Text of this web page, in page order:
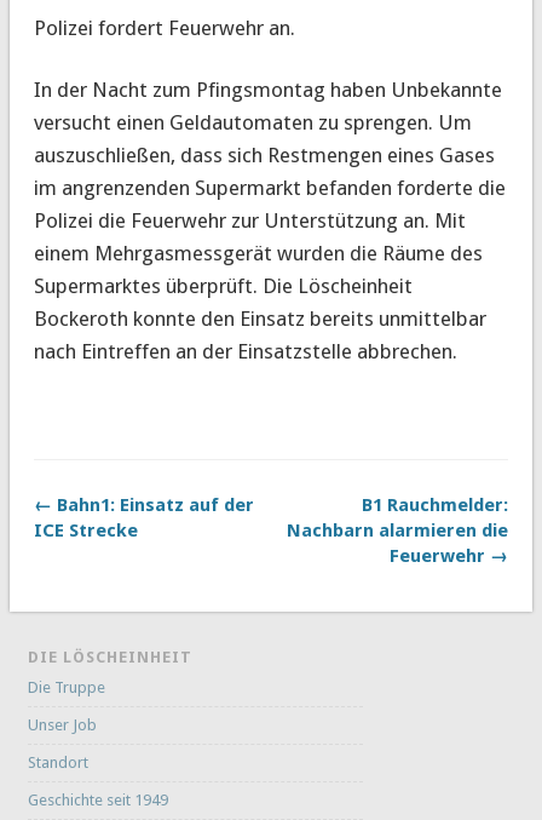
Polizei fordert Feuerwehr an.
In der Nacht zum Pfingsmontag haben Unbekannte
versucht einen Geldautomaten zu sprengen. Um
auszuschließen, dass sich Restmengen eines Gases
im angrenzenden Supermarkt befanden forderte die
Polizei die Feuerwehr zur Unterstützung an. Mit
einem Mehrgasmessgerät wurden die Räume des
Supermarktes überprüft. Die Löscheinheit
Bockeroth konnte den Einsatz bereits unmittelbar
nach Eintreffen an der Einsatzstelle abbrechen.
← Bahn1: Einsatz auf der
ICE Strecke
B1 Rauchmelder:
Nachbarn alarmieren die
Feuerwehr →
DIE LÖSCHEINHEIT
Die Truppe
Unser Job
Standort
Geschichte seit 1949